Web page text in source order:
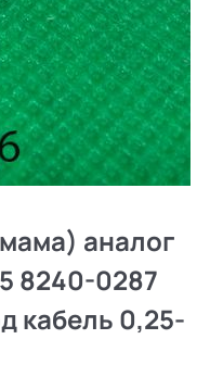
аналог
8240-0287
кабель 0,25-